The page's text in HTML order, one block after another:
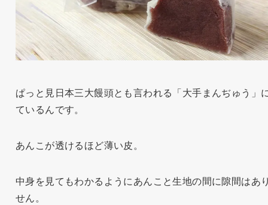
ぱっと見日本三大饅頭とも言われる「大手まんぢゅう」
ているんです。
あんこが透けるほど薄い皮。
中身を見てもわかるようにあんこと生地の間に隙間はあ
せん。